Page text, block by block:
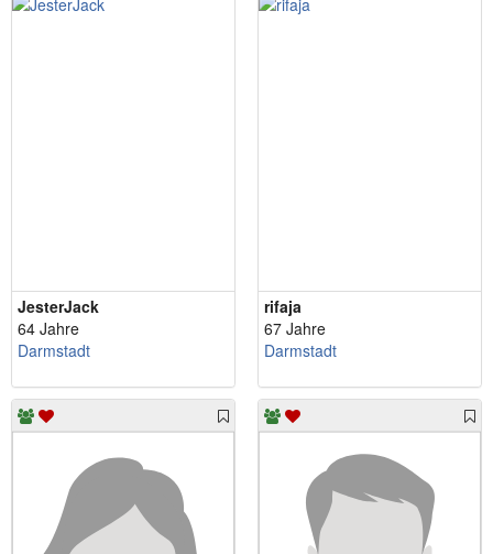
JesterJack
64 Jahre
Darmstadt
rifaja
67 Jahre
Darmstadt